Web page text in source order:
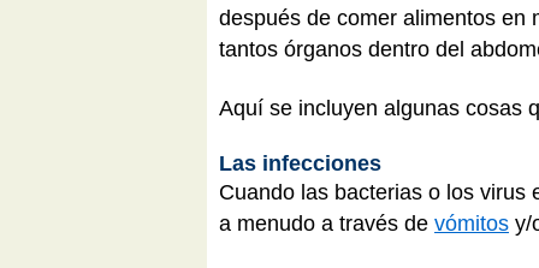
después de comer alimentos en
tantos órganos dentro del
Aquí se incluyen algunas cosas
Las infecciones
Cuando las bacterias o los virus
a menudo a través de vómitos